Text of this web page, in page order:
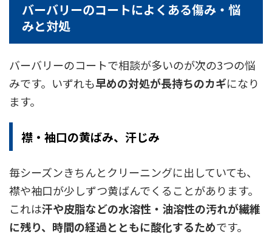
バーバリーのコートによくある傷み・悩
みと対処
バーバリーのコートで相談が多いのが次の3つの悩
みです。いずれも早めの対処が長持ちのカギになり
ます。
襟・袖口の黄ばみ、汗じみ
毎シーズンきちんとクリーニングに出していても、
襟や袖口が少しずつ黄ばんでくることがあります。
これは汗や皮脂などの水溶性・油溶性の汚れが繊維
に残り、時間の経過とともに酸化するためです。